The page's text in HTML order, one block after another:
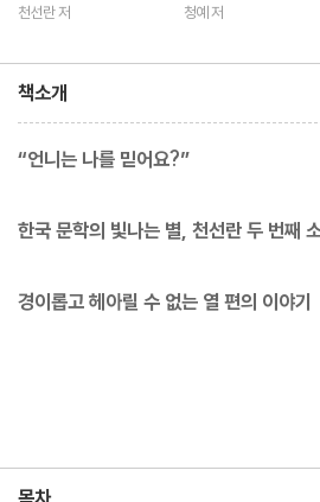
천선란 저 청예 저
책소개
“언니는 나를 믿어요?”
한국 문학의 빛나는 별, 천선란 두 번째
경이롭고 헤아릴 수 없는 열 편의 이야기
상처 입은 존재들의 사랑과 회복의 서사